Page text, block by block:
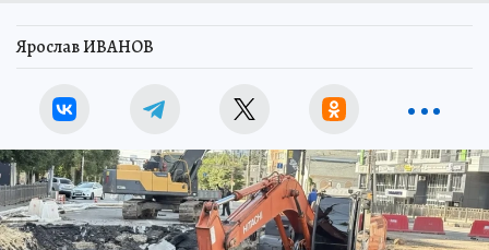
Ярослав ИВАНОВ